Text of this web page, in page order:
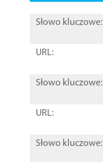
Słowo kluczowe:
URL:
Słowo kluczowe:
URL:
Słowo kluczowe: